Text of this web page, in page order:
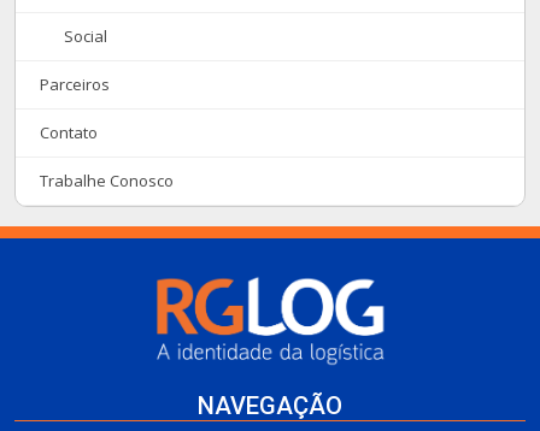
Social
Parceiros
Contato
Trabalhe Conosco
NAVEGAÇÃO